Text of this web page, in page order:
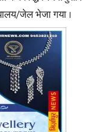
जेल भेजा गया ।